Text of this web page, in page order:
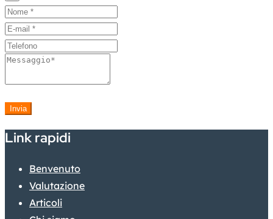
Invia
Link rapidi
Benvenuto
Valutazione
Articoli